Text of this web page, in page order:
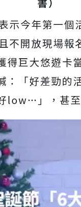
示今年第一個
不開放現場報
得巨大悠遊卡
：「好差勁的
low…」，甚